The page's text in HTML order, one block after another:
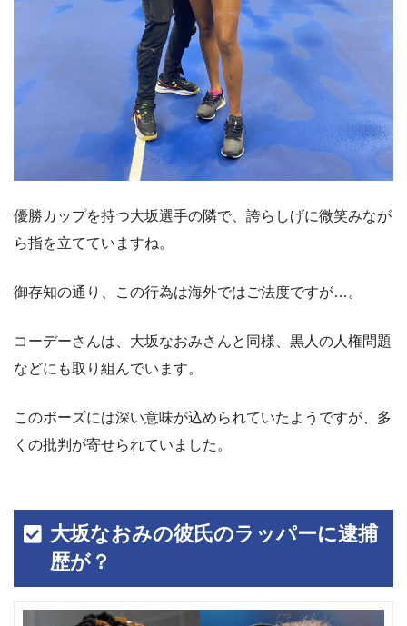
優勝カップを持つ大坂選手の隣で、誇らしげに微笑みなが
ら指を立てていますね。
御存知の通り、この行為は海外ではご法度ですが…。
コーデーさんは、大坂なおみさんと同様、黒人の人権問題
などにも取り組んでいます。
このポーズには深い意味が込められていたようですが、多
くの批判が寄せられていました。
大坂なおみの彼氏のラッパーに逮捕
歴が？